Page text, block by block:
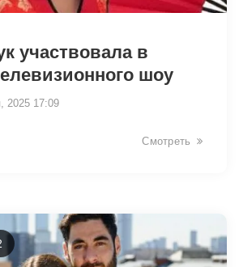
участвовала в
шоу
2025 17:09
Смотреть